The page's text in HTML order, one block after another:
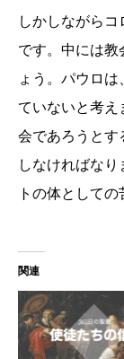
しかしながら
です。中には教
ょう。パウロ
ていないと考え
会であろうとす
しなければな
トの体として
関連